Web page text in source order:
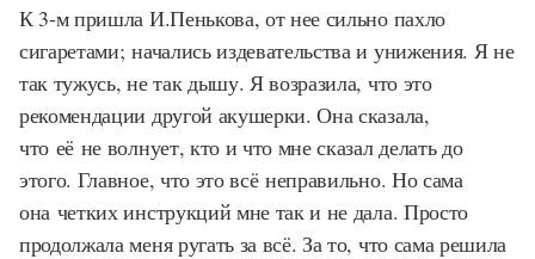
К 3-м пришла И.Пенькова, от нее сильно пахло
сигаретами; начались издевательства и унижения. Я не
так тужусь, не так дышу. Я возразила, что это
рекомендации другой акушерки. Она сказала,
что её не волнует, кто и что мне сказал делать до
этого. Главное, что это всё неправильно. Но сама
она четких инструкций мне так и не дала. Просто
продолжала меня ругать за всё. За то, что сама решила